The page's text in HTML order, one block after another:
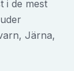
i de mest
Järna,